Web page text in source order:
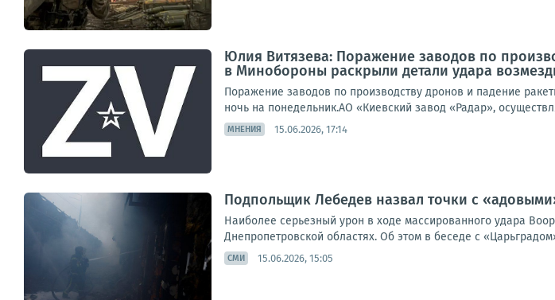
Юлия Витязева: Поражение заводов по
в Минобороны раскрыли детали удара
Поражение заводов по производству дронов и падение
ночь на понедельник.АО «Киевский завод «Радар»,
МНЕНИЯ 15.06.2026, 17:14
Подпольщик Лебедев назвал точки с
Наиболее серьезный урон в ходе массированного удара
Днепропетровской областях. Об этом в беседе с
СМИ 15.06.2026, 15:05